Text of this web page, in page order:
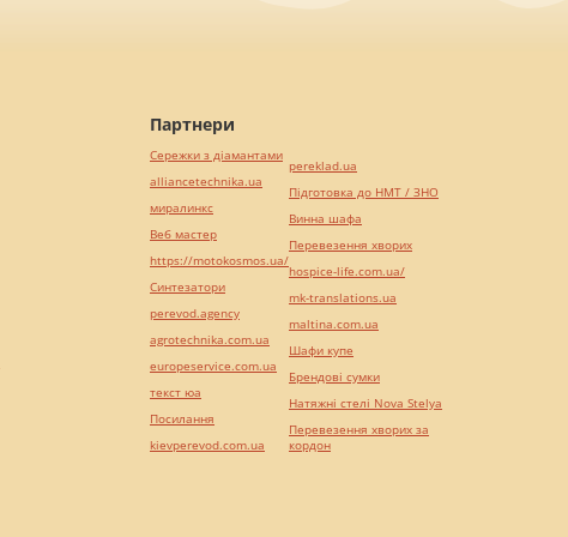
Партнери
Сережки з діамантами
alliancetechnika.ua
миралинкс
Веб мастер
https://motokosmos.ua/
Синтезатори
perevod.agency
agrotechnika.com.ua
europeservice.com.ua
текст юа
Посилання
kievperevod.com.ua
pereklad.ua
Підготовка до НМТ / ЗНО
Винна шафа
Перевезення хворих
hospice-life.com.ua/
mk-translations.ua
maltina.com.ua
Шафи купе
Брендові сумки
Натяжні стелі Nova Stelya
Перевезення хворих за
кордон